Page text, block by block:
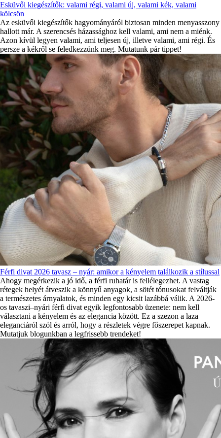
Esküvői kiegészítők: valami régi, valami új, valami kék, valami
kölcsön
Az esküvői kiegészítők hagyományáról biztosan minden menyasszony
hallott már. A szerencsés házassághoz kell valami, ami nem a miénk.
Azon kívül legyen valami, ami teljesen új, illetve valami, ami régi. És
persze a kékről se feledkezzünk meg. Mutatunk pár tippet!
Férfi divat 2026 tavasz – nyár: amikor a kényelem találkozik a stílussal
Ahogy megérkezik a jó idő, a férfi ruhatár is fellélegezhet. A vastag
rétegek helyét átveszik a könnyű anyagok, a sötét tónusokat felváltják
a természetes árnyalatok, és minden egy kicsit lazábbá válik. A 2026-
os tavaszi–nyári férfi divat egyik legfontosabb üzenete: nem kell
választani a kényelem és az elegancia között. Ez a szezon a laza
eleganciáról szól és arról, hogy a részletek végre főszerepet kapnak.
Mutatjuk blogunkban a legfrissebb trendeket!